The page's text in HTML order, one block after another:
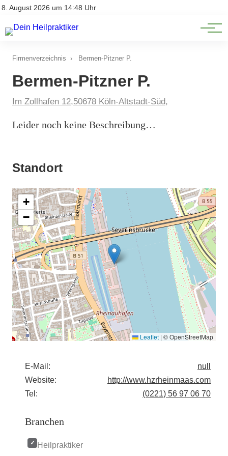
8. August 2026 um 14:48 Uhr
Impressum
Natürliche Medizin
Heilpflanzen & Kräuterkunde
Firmenverzeichnis › Bermen-Pitzner P.
Bermen-Pitzner P.
Im Zollhafen 12,50678 Köln-Altstadt-Süd,
Leider noch keine Beschreibung…
Standort
+
−
Leaflet | © OpenStreetMap
E-Mail:
null
Website:
http://www.hzrheinmaas.com
Tel:
(0221) 56 97 06 70
Branchen
Heilpraktiker